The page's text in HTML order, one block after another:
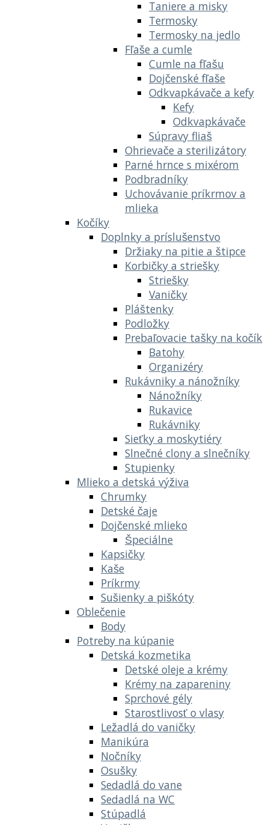
Taniere a misky
Termosky
Termosky na jedlo
Fľaše a cumle
Cumle na fľašu
Dojčenské fľaše
Odkvapkávače a kefy
Kefy
Odkvapkávače
Súpravy fliaš
Ohrievače a sterilizátory
Parné hrnce s mixérom
Podbradníky
Uchovávanie príkrmov a
mlieka
Kočíky
Doplnky a príslušenstvo
Držiaky na pitie a štipce
Korbičky a striešky
Striešky
Vaničky
Pláštenky
Podložky
Prebaľovacie tašky na kočík
Batohy
Organizéry
Rukávniky a nánožníky
Nánožníky
Rukavice
Rukávniky
Sieťky a moskytiéry
Slnečné clony a slnečníky
Stupienky
Mlieko a detská výživa
Chrumky
Detské čaje
Dojčenské mlieko
Špeciálne
Kapsičky
Kaše
Príkrmy
Sušienky a piškóty
Oblečenie
Body
Potreby na kúpanie
Detská kozmetika
Detské oleje a krémy
Krémy na zapareniny
Sprchové gély
Starostlivosť o vlasy
Ležadlá do vaničky
Manikúra
Nočníky
Osušky
Sedadlá do vane
Sedadlá na WC
Stúpadlá